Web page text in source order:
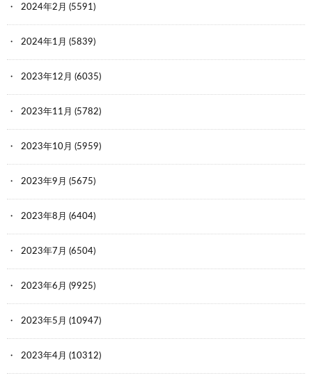
2024年2月 (5591)
2024年1月 (5839)
2023年12月 (6035)
2023年11月 (5782)
2023年10月 (5959)
2023年9月 (5675)
2023年8月 (6404)
2023年7月 (6504)
2023年6月 (9925)
2023年5月 (10947)
2023年4月 (10312)